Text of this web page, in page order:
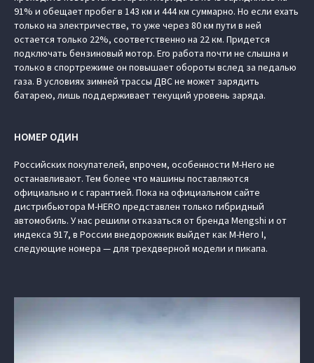
91% и обещает пробег в 143 км и 444 км суммарно. Но если ехать
только на электричестве, то уже через 80 км пути в ней
остается только 22%, соответственно на 22 км. Придется
подключать бензиновый мотор. Его работа почти не слышна и
только в спортрежиме он повышает обороты вслед за педалью
газа. В условиях зимней трассы ДВС не может зарядить
батарею, лишь поддерживает текущий уровень заряда.
НОМЕР ОДИН
Российских покупателей, впрочем, особенности M-Hero не
останавливают. Тем более что машины поставляются
официально и с гарантией. Пока на официальном сайте
дистрибьютора M-HERO представлен только гибридный
автомобиль. У нас решили отказаться от бренда Mengshi и от
индекса 917, в России внедорожник выйдет как M-Hero I,
следующие номера — для трехдверной модели и пикапа.